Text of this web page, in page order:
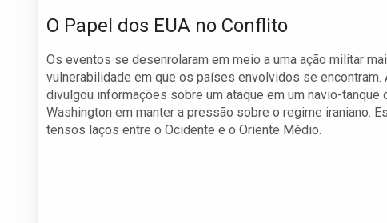
O Papel dos EUA no Conflito
Os eventos se desenrolaram em meio a uma ação militar
vulnerabilidade em que os países envolvidos se encontram.
divulgou informações sobre um ataque em um navio-
Washington em manter a pressão sobre o regime iraniano.
tensos laços entre o Ocidente e o Oriente Médio.